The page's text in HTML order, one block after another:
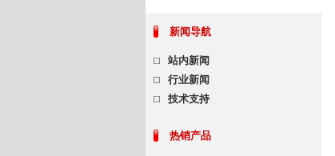
新闻导航
站内新闻
行业新闻
技术支持
热销产品